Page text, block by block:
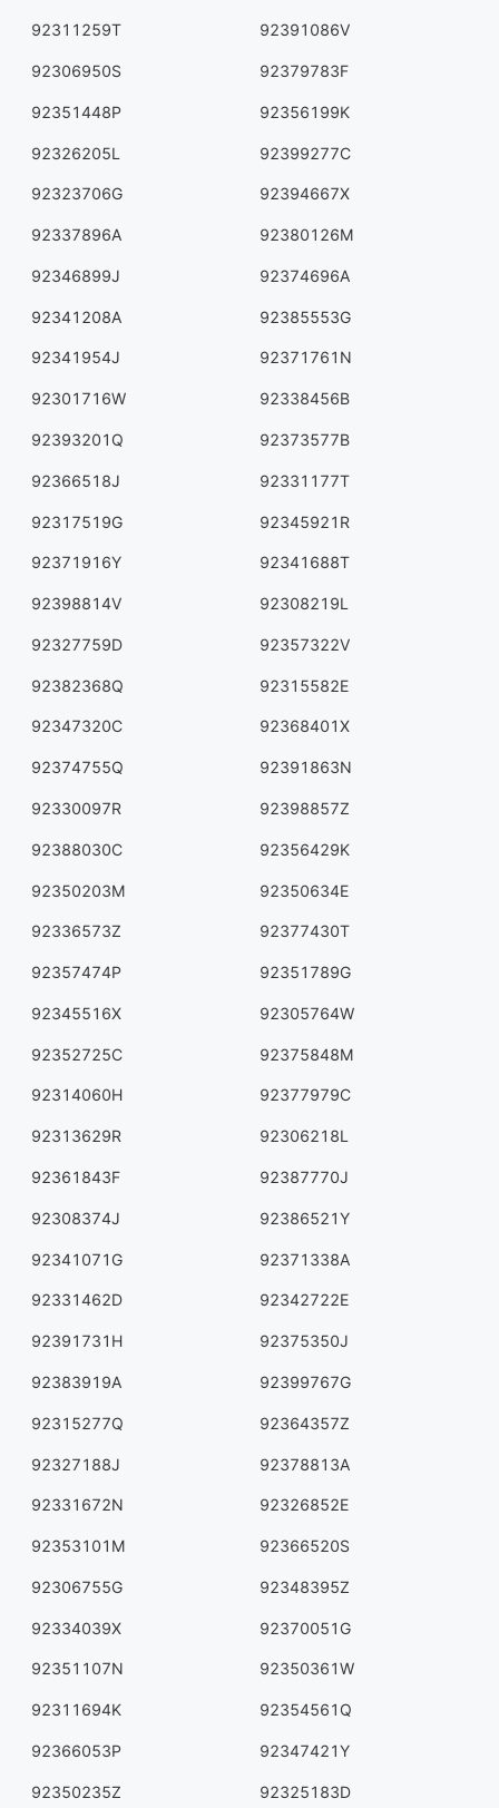
92311259T 92391086V
92306950S 92379783F
92351448P 92356199K
92326205L 92399277C
92323706G 92394667X
92337896A 92380126M
92346899J 92374696A
92341208A 92385553G
92341954J 92371761N
92301716W 92338456B
92393201Q 92373577B
92366518J 92331177T
92317519G 92345921R
92371916Y 92341688T
92398814V 92308219L
92327759D 92357322V
92382368Q 92315582E
92347320C 92368401X
92374755Q 92391863N
92330097R 92398857Z
92388030C 92356429K
92350203M 92350634E
92336573Z 92377430T
92357474P 92351789G
92345516X 92305764W
92352725C 92375848M
92314060H 92377979C
92313629R 92306218L
92361843F 92387770J
92308374J 92386521Y
92341071G 92371338A
92331462D 92342722E
92391731H 92375350J
92383919A 92399767G
92315277Q 92364357Z
92327188J 92378813A
92331672N 92326852E
92353101M 92366520S
92306755G 92348395Z
92334039X 92370051G
92351107N 92350361W
92311694K 92354561Q
92366053P 92347421Y
92350235Z 92325183D